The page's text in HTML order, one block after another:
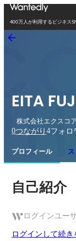
400万人が利用するビジネス
EITA
株式会社エクスコ
0つながり 4フォロ
プロフィール
自己紹介
ログインユー
ログインして続き